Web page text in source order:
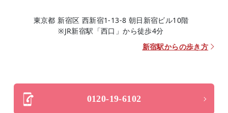
東京都 新宿区 西新宿1-13-8 朝日新宿ビル10階
※JR新宿駅「西口」から徒歩4分
新宿駅からの歩き方
0120-19-6102